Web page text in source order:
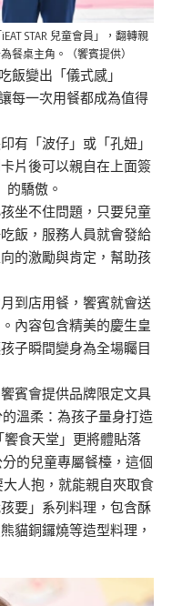
STAR 兒童會員」，翻轉親
餐桌主角。（饗賓提供）
飯變出「儀式感」
每一次用餐都成為值得
有「波仔」或「孔妞」
片後可以親自在上面簽
的驕傲。
坐不住問題，只要兒童
飯，服務人員就會發給
的激勵與肯定，幫助孩
到店用餐，饗賓就會送
內容包含精美的慶生皇
子瞬間變身為全場矚目
賓會提供品牌限定文具
溫柔：為孩子量身打造
食天堂」更將體貼落
的兒童專屬餐檯，這個
人抱，就能親自夾取食
要」系列料理，包含酥
貓銅鑼燒等造型料理，